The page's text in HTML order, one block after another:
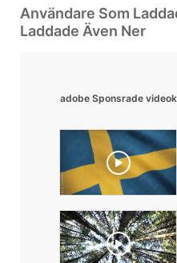
Användare Som
Laddade Även Ner
adobe Sponsrade